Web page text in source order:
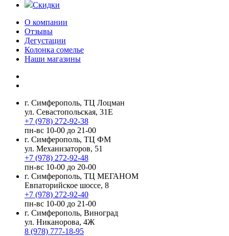
Скидки
О компании
Отзывы
Дегустации
Колонка сомелье
Наши магазины
г. Симферополь, ТЦ Лоцман
ул. Севастопольская, 31Е
+7 (978) 272-92-38
пн-вс 10-00 до 21-00
г. Симферополь, ТЦ ФМ
ул. Механизаторов, 51
+7 (978) 272-92-48
пн-вс 10-00 до 20-00
г. Симферополь, ТЦ МЕГАНОМ
Евпаторийское шоссе, 8
+7 (978) 272-92-40
пн-вс 10-00 до 21-00
г. Симферополь, Виноград
ул. Никанорова, 4Ж
8 (978) 777-18-95